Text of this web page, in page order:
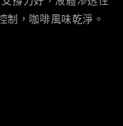
制，咖啡風味乾淨。